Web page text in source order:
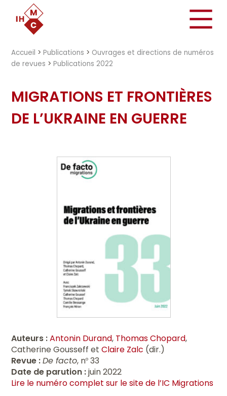
Accueil >Publications > Ouvrages et directions de numéros
de revues >Publications 2022
MIGRATIONS ET FRONTIÈRES
DE L’UKRAINE EN GUERRE
Auteurs :Antonin Durand, Thomas Chopard,
Catherine Gousseff etClaire Zalc (dir.)
Revue :De facto, no 33
Date de parution :juin 2022
Lire le numéro complet sur le site de l’IC Migrations